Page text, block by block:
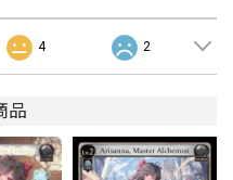
4 2
品